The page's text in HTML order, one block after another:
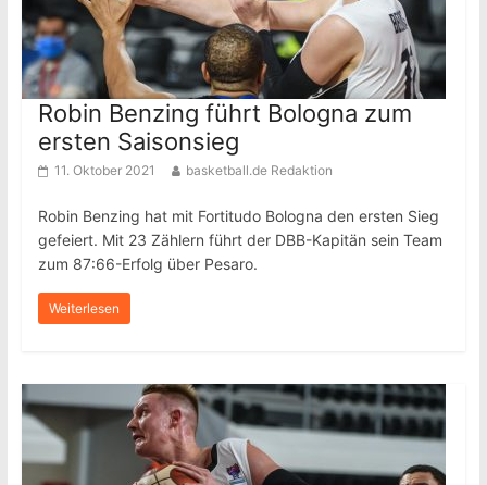
Robin Benzing führt Bologna zum
ersten Saisonsieg
11. Oktober 2021 basketball.de Redaktion
Robin Benzing hat mit Fortitudo Bologna den ersten Sieg
gefeiert. Mit 23 Zählern führt der DBB-Kapitän sein Team
zum 87:66-Erfolg über Pesaro.
Weiterlesen